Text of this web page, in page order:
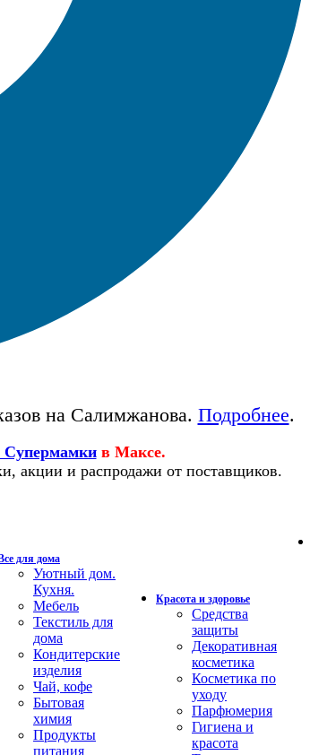
на Салимжанова. Подробнее.
Супермамки в Максе.
акции и распродажи от поставщиков.
для дома
Уютный дом.
Кухня.
Мебель
Текстиль для
дома
Кондитерские
изделия
Чай, кофе
Бытовая
химия
Продукты
питания
Красота и здоровье
Средства
защиты
Декоративная
косметика
Косметика по
уходу
Парфюмерия
Гигиена и
красота